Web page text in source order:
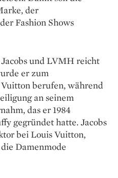
der
Fashion Shows
und LVMH reicht
er zum
berufen, während
an seinem
das er 1984
gegründet hatte. Jacobs
bei Louis Vuitton,
Damenmode